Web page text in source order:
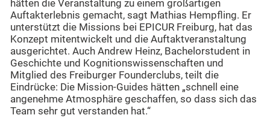
hätten die Veranstaltung zu einem großartigen
Auftakterlebnis gemacht, sagt Mathias Hempfling. Er
unterstützt die Missions bei EPICUR Freiburg, hat das
Konzept mitentwickelt und die Auftaktveranstaltung
ausgerichtet. Auch Andrew Heinz, Bachelorstudent in
Geschichte und Kognitionswissenschaften und
Mitglied des Freiburger Founderclubs, teilt die
Eindrücke: Die Mission-Guides hätten „schnell eine
angenehme Atmosphäre geschaffen, so dass sich das
Team sehr gut verstanden hat.“